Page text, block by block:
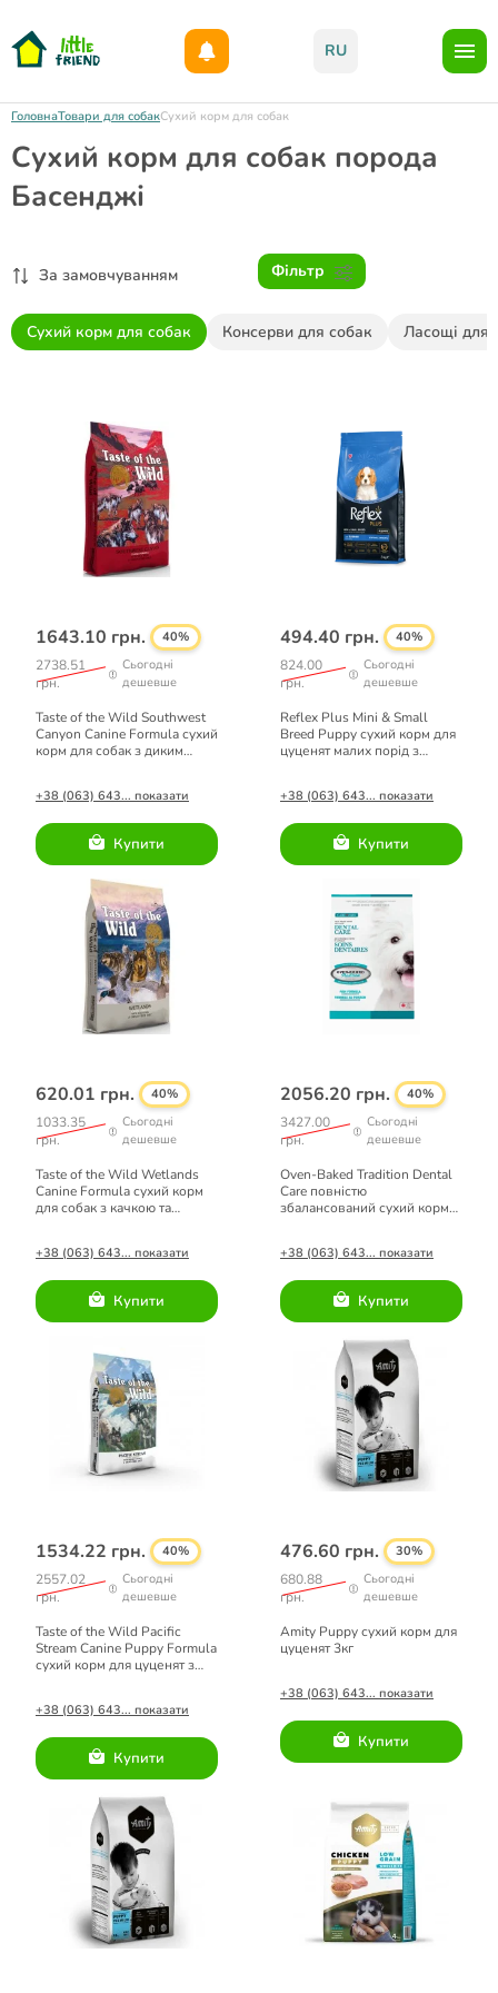
RU
ГоловнаТовари для собакСухий корм для собак
Сухий корм для собак порода
Басенджі
За замовчуванням Фільтр
Сухий корм для собак Консерви для собак Ласощі для
1643.10 грн. 40%
2738.51
грн.
Сьогодні
дешевше
Taste of the Wild Southwest
Canyon Canine Formula сухий
корм для собак з диким
+38 (063) 643... показати
Купити
494.40 грн. 40%
824.00
грн.
Сьогодні
дешевше
Reflex Plus Mini & Small
Breed Puppy сухий корм для
цуценят малих порід з
+38 (063) 643... показати
Купити
620.01 грн. 40%
1033.35
грн.
Сьогодні
дешевше
Taste of the Wild Wetlands
Canine Formula сухий корм
для собак з качкою та
+38 (063) 643... показати
Купити
2056.20 грн. 40%
3427.00
грн.
Сьогодні
дешевше
Oven-Baked Tradition Dental
Сare повністю
збалансований сухий корм
+38 (063) 643... показати
Купити
1534.22 грн. 40%
2557.02
грн.
Сьогодні
дешевше
Taste of the Wild Pacific
Stream Canine Puppy Formula
сухий корм для цуценят з
+38 (063) 643... показати
Купити
476.60 грн. 30%
680.88
грн.
Сьогодні
дешевше
Amity Puppy сухий корм для
цуценят 3кг
+38 (063) 643... показати
Купити